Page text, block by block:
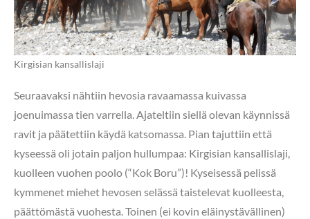
Kirgisian kansallislaji
Seuraavaksi nähtiin hevosia ravaamassa kuivassa
joenuimassa tien varrella. Ajateltiin siellä olevan käynnissä
ravit ja päätettiin käydä katsomassa. Pian tajuttiin että
kyseessä oli jotain paljon hullumpaa: Kirgisian kansallislaji,
kuolleen vuohen poolo (“Kok Boru”)! Kyseisessä pelissä
kymmenet miehet hevosen selässä taistelevat kuolleesta,
päättömästä vuohesta. Toinen (ei kovin eläinystävällinen)